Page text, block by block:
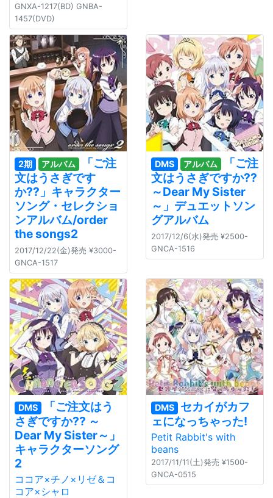
GNXA-1217(BD) GNBA-
1457(DVD)
2期 アルバム
「ご注
文はうさぎです
か??」キャラクター
ソング・セレクショ
ンアルバム/order
the songs2
2017/12/22(金)発売 ¥3000-
GNCA-1517
DMS アルバム
「ご注
文はうさぎですか??
～Dear My Sister
～」デュエットソン
グアルバム
2017/12/6(水)発売 ¥2500-
GNCA-1516
DMS 「ご注文はう
さぎですか?? ～
Dear My Sister～」
キャラクターソング
2
ココア×チノ×リゼ＆コ
コア×シャロ
DMS セカイがカフ
ェになっちゃった!
Petit Rabbit's with
beans
2017/11/11(土)発売 ¥1500-
GNCA-0515